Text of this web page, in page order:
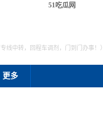
51吃瓜网
线中转，回程车调剂，门到门办事！）
更多